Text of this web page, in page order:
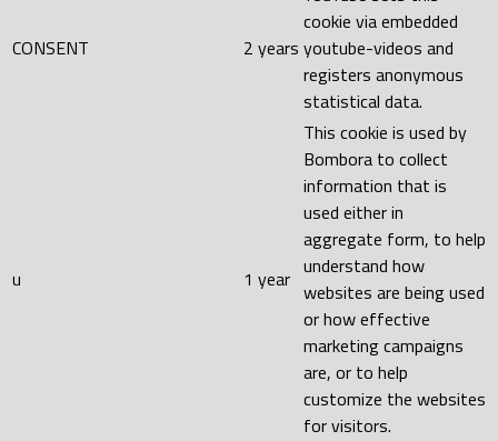
CONSENT 2 years
cookie via embedded
youtube-videos and
registers anonymous
statistical data.
u 1 year
This cookie is used by
Bombora to collect
information that is
used either in
aggregate form, to help
understand how
websites are being used
or how effective
marketing campaigns
are, or to help
customize the websites
for visitors.